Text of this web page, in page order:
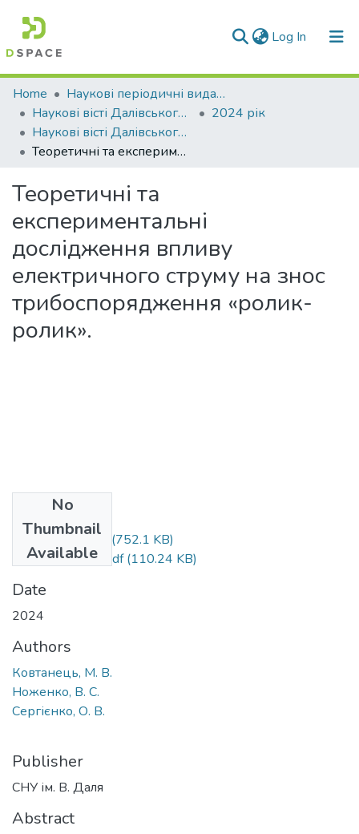
Log In (current)
Communities & Collections
All of DSpace
Statistics
Home
Наукові періодичні видання СНУ ім. В. Даля
Наукові вісті Далівського університету
2024 рік
Наукові вісті Далівського університету № 27
Теоретичні та експериментальні дослідження впливу електричного струму на знос трибоспорядження «ролик-ролик».
Теоретичні та
експериментальні
дослідження впливу
електричного струму на знос
трибоспорядження «ролик-
ролик».
No
Thumbnail
Available
2024-27-10.pdf
(752.1 KB)
index_2024_27.pdf(110.24 KB)
Date
2024
Authors
Ковтанець, М. В.
Ноженко, В. С.
Сергієнко, О. В.
Publisher
СНУ ім. В. Даля
Abstract